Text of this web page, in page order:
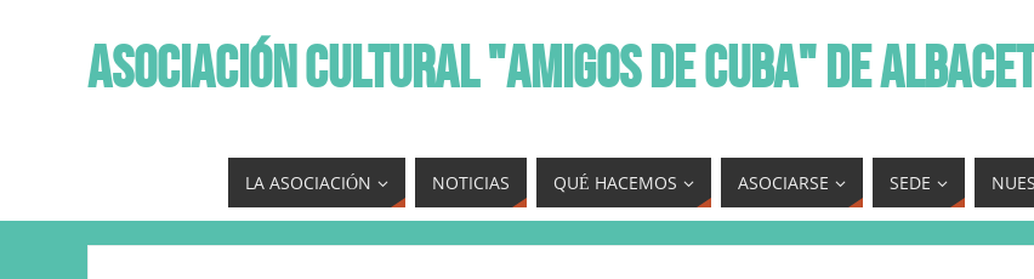
ASOCIACIÓN CULTURAL "AMIGOS DE CUBA" DE
LA ASOCIACIÓN NOTICIAS QUÉ HACEMOS ASOCIARSE SEDE